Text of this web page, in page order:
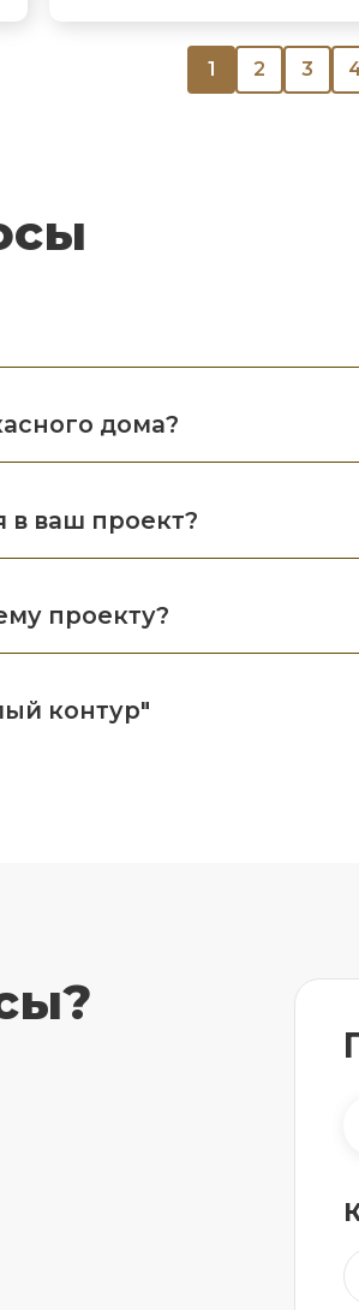
1 2 3
дома?
ваш проект?
проекту?
контур"